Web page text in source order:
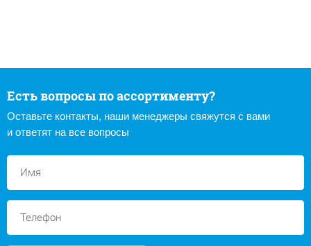
Есть вопросы по ассортименту?
Оставьте контакты, наши менеджеры свяжутся с вами
и ответят на все вопросы